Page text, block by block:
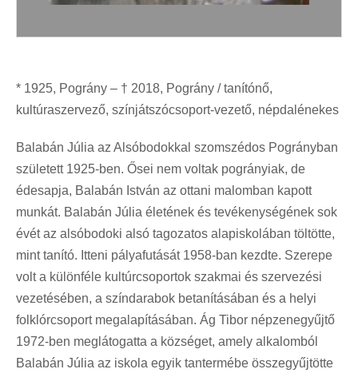
* 1925, Pográny – † 2018, Pográny / tanítónő,
kultúraszervező, színjátszócsoport-vezető, népdalénekes
Balabán Júlia az Alsóbodokkal szomszédos Pogrányban
született 1925-ben. Ősei nem voltak pogrányiak, de
édesapja, Balabán István az ottani malomban kapott
munkát. Balabán Júlia életének és tevékenységének sok
évét az alsóbodoki alsó tagozatos alapiskolában töltötte,
mint tanító. Itteni pályafutását 1958-ban kezdte. Szerepe
volt a különféle kultúrcsoportok szakmai és szervezési
vezetésében, a színdarabok betanításában és a helyi
folklórcsoport megalapításában. Ág Tibor népzenegyűjtő
1972-ben meglátogatta a községet, amely alkalomból
Balabán Júlia az iskola egyik tantermébe összegyűjtötte